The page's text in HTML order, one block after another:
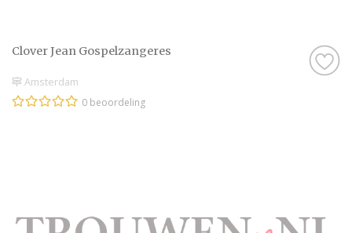
Clover Jean Gospelzangeres
Amsterdam
0 beoordeling